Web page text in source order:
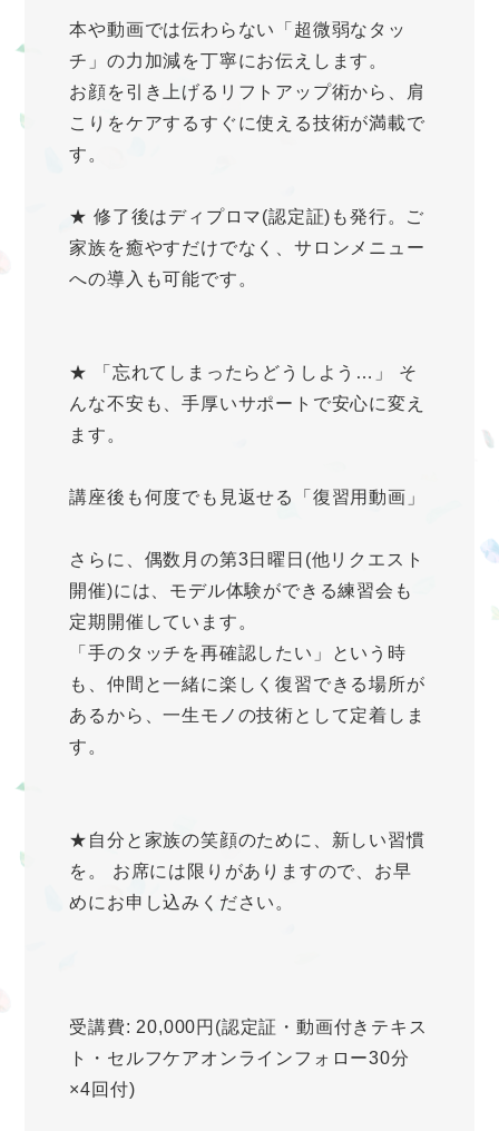
本や動画では伝わらない「超微弱なタッ
チ」の力加減を丁寧にお伝えします。
お顔を引き上げるリフトアップ術から、肩
こりをケアするすぐに使える技術が満載で
す。
★ 修了後はディプロマ(認定証)も発行。ご
家族を癒やすだけでなく、サロンメニュー
への導入も可能です。
★ 「忘れてしまったらどうしよう…」 そ
んな不安も、手厚いサポートで安心に変え
ます。
講座後も何度でも見返せる「復習用動画」
さらに、偶数月の第3日曜日(他リクエスト
開催)には、モデル体験ができる練習会も
定期開催しています。
「手のタッチを再確認したい」という時
も、仲間と一緒に楽しく復習できる場所が
あるから、一生モノの技術として定着しま
す。
★自分と家族の笑顔のために、新しい習慣
を。 お席には限りがありますので、お早
めにお申し込みください。
受講費: 20,000円(認定証・動画付きテキス
ト・セルフケアオンラインフォロー30分
×4回付)